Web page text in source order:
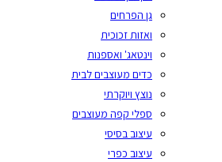
גן הפרחים
ואזות זכוכית
וינטאג' ואספנות
כדים מעוצבים לבית
נוצץ ויוקרתי
ספלי קפה מעוצבים
עיצוב בסיסי
עיצוב כפרי